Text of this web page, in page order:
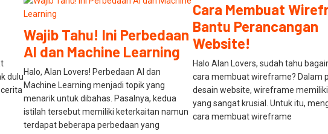
dulu
Wajib Tahu! Ini Perbedaan
AI dan Machine Learning
Halo, Alan Lovers! Perbedaan AI dan
Machine Learning menjadi topik yang
menarik untuk dibahas. Pasalnya, kedua
istilah tersebut memiliki keterkaitan namun
terdapat beberapa perbedaan yang
Cara Membuat
Bantu Perancangan
Website!
Halo Alan Lovers, sudah tahu
cara membuat wireframe? Dalam
desain website, wireframe
yang sangat krusial. Untuk itu,
cara membuat wireframe